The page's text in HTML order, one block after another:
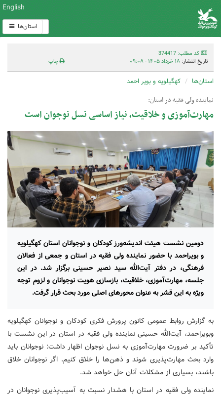
English
استان‌ها
کد مطلب: 374417
تاریخ انتشار: ۱۸ خرداد ۱۴۰۵ - ۰۹:۰۸ چاپ
استان‌ها کهگیلویه و بویر احمد
نماینده ولی فقیه در استان:
مهارت‌آموزی و خلاقیت، نیاز اساسی نسل نوجوان است
دومین نشست هیئت اندیشه‌ورز کودکان و نوجوانان استان کهگیلویه
و بویراحمد با حضور نماینده ولی فقیه در استان و جمعی از فعالان
فرهنگی، در دفتر آیت‌الله سید نصیر حسینی برگزار شد. در این
جلسه، مهارت‌آموزی، خلاقیت، بازسازی هویت نوجوانان و لزوم توجه
ویژه به این قشر به عنوان محورهای اصلی مورد بحث قرار گرفت.
به گزارش روابط عمومی کانون پرورش فکری کودکان و نوجوانان کهگیلویه
وبویراحمد، آیت‌الله حسینی نماینده ولی فقیه در استان در این نشست با
تأکید بر ضرورت مهارت‌آموزی به نسل نوجوان اظهار داشت: نوجوانان باید
وارد بحث مهارت‌پذیری شوند و ذهن‌ها را خلاق کنیم. اگر نوجوانان خلاق
باشند، بسیاری از مشکلات آنان حل خواهد شد.
نماینده ولی فقیه در استان با هشدار نسبت به آسیب‌پذیری نوجوانان در